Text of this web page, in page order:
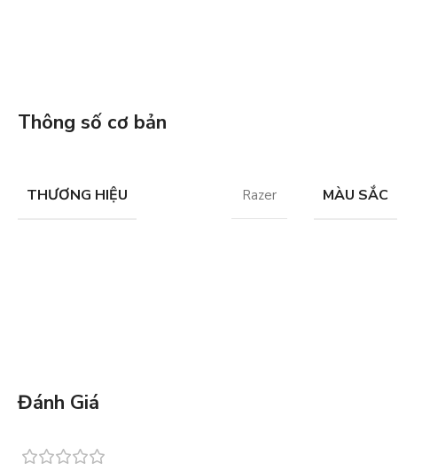
Thông số cơ bản
THƯƠNG HIỆU Razer MÀU SẮC
Đánh Giá